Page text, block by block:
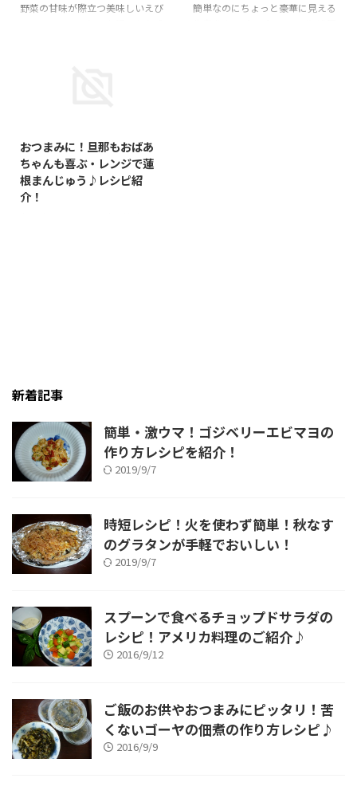
野菜の甘味が際立つ美味しいえび
簡単なのにちょっと豪華に見える
おつまみに！旦那もおばあ
ちゃんも喜ぶ・レンジで蓮
根まんじゅう♪レシピ紹
介！
新着記事
簡単・激ウマ！ゴジベリーエビマヨの
作り方レシピを紹介！
2019/9/7
時短レシピ！火を使わず簡単！秋なす
のグラタンが手軽でおいしい！
2019/9/7
スプーンで食べるチョップドサラダの
レシピ！アメリカ料理のご紹介♪
2016/9/12
ご飯のお供やおつまみにピッタリ！苦
くないゴーヤの佃煮の作り方レシピ♪
2016/9/9